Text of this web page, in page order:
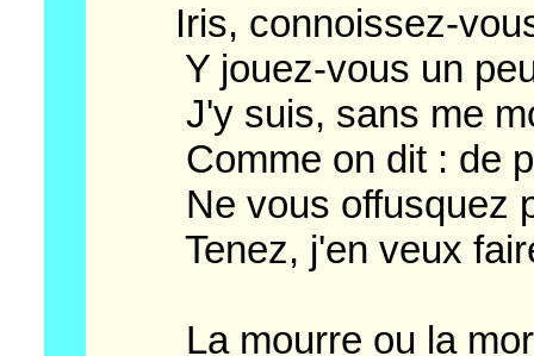
Iris, connoissez-vous
Y jouez-vous un
J'y suis, sans me
Comme on dit : de
Ne vous offusquez
Tenez, j'en veux
La mourre ou la